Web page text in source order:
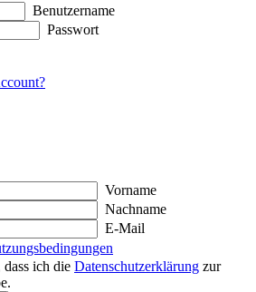
Benutzername
Passwort
Vorname
Nachname
E-Mail
ich die Datenschutzerklärung zur